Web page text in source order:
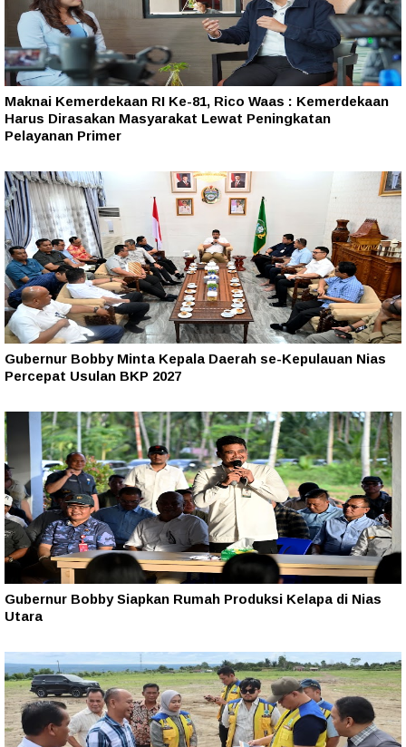
Maknai Kemerdekaan RI Ke-81, Rico Waas : Kemerdekaan
Harus Dirasakan Masyarakat Lewat Peningkatan
Pelayanan Primer
Gubernur Bobby Minta Kepala Daerah se-Kepulauan Nias
Percepat Usulan BKP 2027
Gubernur Bobby Siapkan Rumah Produksi Kelapa di Nias
Utara